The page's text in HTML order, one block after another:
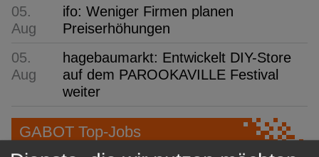
05.
Aug
ifo: Weniger Firmen planen
Preiserhöhungen
05.
Aug
hagebaumarkt: Entwickelt DIY-Store
auf dem PAROOKAVILLE Festival
weiter
GABOT Top-Jobs